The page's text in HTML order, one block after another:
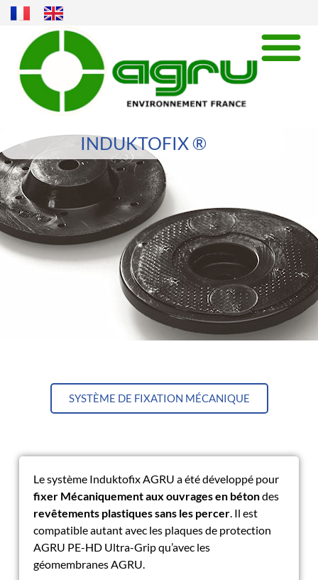
INDUKTOFIX ®
SYSTÈME DE FIXATION MÉCANIQUE
Le système Induktofix AGRU a été développé pour
fixer Mécaniquement aux ouvrages en bétondes
revêtements plastiques sans les percer. Il est
compatible autant avec les plaques de protection
AGRU PE-HD Ultra-Grip qu’avec les
géomembranes AGRU.